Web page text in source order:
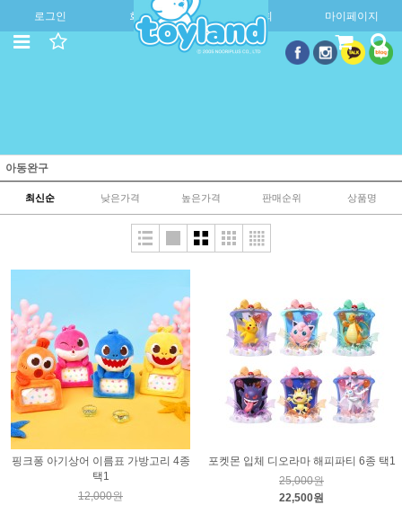
로그인 회원가입 주문조회 마이페이지
아동완구
최신순 낮은가격 높은가격 판매순위 상품명
핑크퐁 아기상어 이름표 가방고리 4종
택1
12,000원
포켓몬 입체 디오라마 해피파티 6종 택1
25,000원
22,500원